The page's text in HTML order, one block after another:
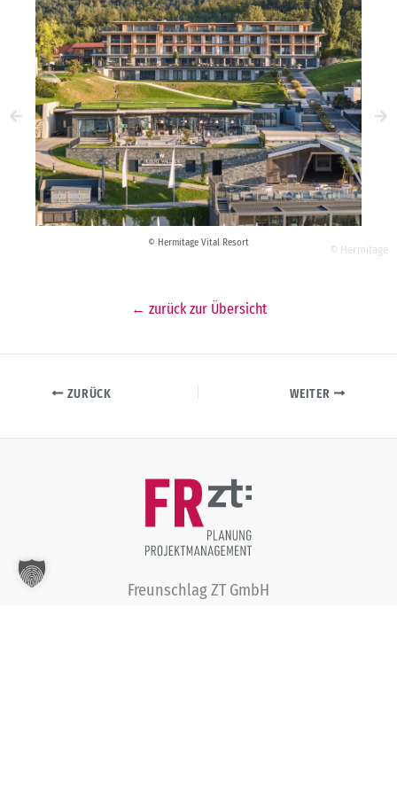
© Hermitage Vital Resort
© Hermitage
← zurück zur Übersicht
ZURÜCK WEITER
Freunschlag ZT GmbH